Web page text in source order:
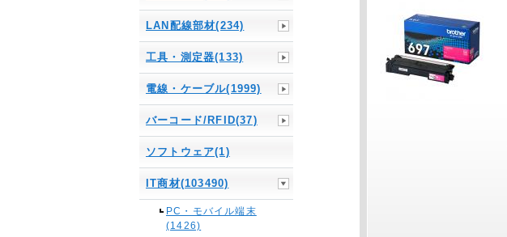
LAN配線部材(234)
工具・測定器(133)
電線・ケーブル(1999)
バーコード/RFID(37)
ソフトウェア(1)
IT商材(103490)
PC・モバイル端末
(1426)